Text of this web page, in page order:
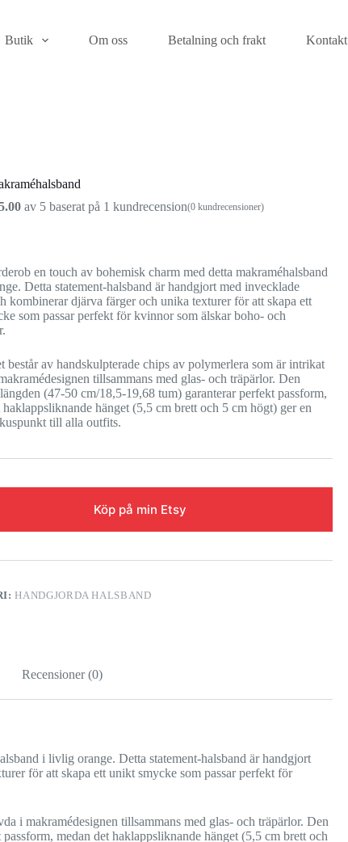
Butik Om oss Betalning och frakt Kontakt
av 5 baserat på 1 kundrecension(0kundrecensioner)
en touch av bohemisk charm med detta makraméhalsband
Detta statement-halsband är handgjort med invecklade
kombinerar djärva färger och unika texturer för att skapa ett
som passar perfekt för kvinnor som älskar boho- och
består av handskulpterade chips av polymerlera som är intrikat
tillsammans med glas- och träpärlor. Den
(47-50 cm/18,5-19,68 tum) garanterar perfekt passform,
haklappsliknande hänget (5,5 cm brett och 5 cm högt) ger en
till alla outfits.
Köp på min Etsy
HANDGJORDA HALSBAND
Recensioner (0)
i livlig orange. Detta statement-halsband är handgjort
för att skapa ett unikt smycke som passar perfekt för
i makramédesignen tillsammans med glas- och träpärlor. Den
medan det haklappsliknande hänget (5,5 cm brett och